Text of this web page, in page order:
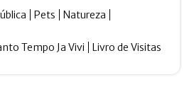
Pets Natureza
Tempo Ja Vivi Livro de Visitas